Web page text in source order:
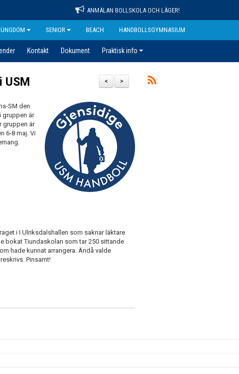
ANMÄLAN BOLLSKOLA OCH LÄGER!
UNGDOM SENIOR BEACH HANDBOLLSGYMNASIUM
Kontakt Dokument Praktisk info
>
<
SM den
gruppen är
gruppen är
6-8 maj. Vi
i I Ulriksdalshallen som saknar läktare
bokat Tiundaskolan som tar 250 sittande
hade kunnat arrangera. Ändå valde
Pinsamt!